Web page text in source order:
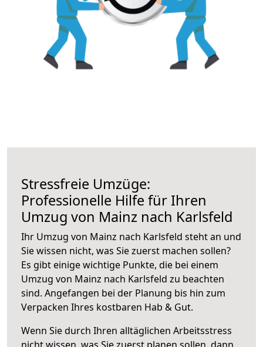
Stressfreie Umzüge:
Professionelle Hilfe für Ihren
Umzug von Mainz nach Karlsfeld
Ihr Umzug von Mainz nach Karlsfeld steht an und
Sie wissen nicht, was Sie zuerst machen sollen?
Es gibt einige wichtige Punkte, die bei einem
Umzug von Mainz nach Karlsfeld zu beachten
sind. Angefangen bei der Planung bis hin zum
Verpacken Ihres kostbaren Hab & Gut.
Wenn Sie durch Ihren alltäglichen Arbeitsstress